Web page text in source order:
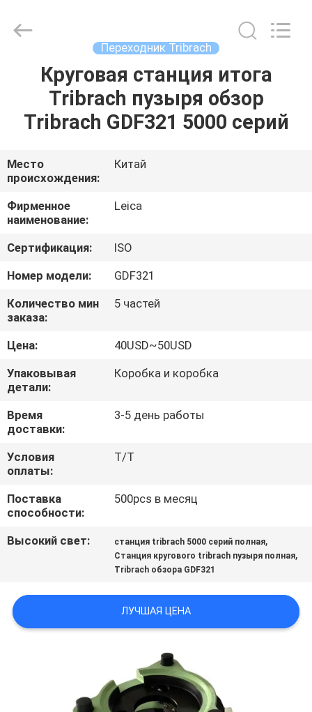
ДОМ
ПРОДУКТЫ
О
НАС
ПУТЕШЕСТВИЕ
ФАБРИКИ
ПРОВЕРКА
КАЧЕСТВА
СВЯЖИТЕСЬ
МЫ
СПРОСИТЕ
ЦИТАТУ
КАРТА
POLICY
Instrument
Co.,Ltd.
Переходник Tribrach
Круговая станция итога
Tribrach пузыря обзор
Tribrach GDF321 5000 серий
Место
происхождения:
Китай
Фирменное
наименование:
Leica
Сертификация:
ISO
Номер модели:
GDF321
Количество мин
заказа:
5 частей
Цена:
40USD~50USD
Упаковывая
детали:
Коробка и коробка
Время
доставки:
3-5 день работы
Условия
оплаты:
T/T
Поставка
способности:
500pcs в месяц
Высокий свет: станция tribrach 5000 серий полная,
Станция кругового tribrach пузыря полная,
Tribrach обзора GDF321
ЛУЧШАЯ ЦЕНА